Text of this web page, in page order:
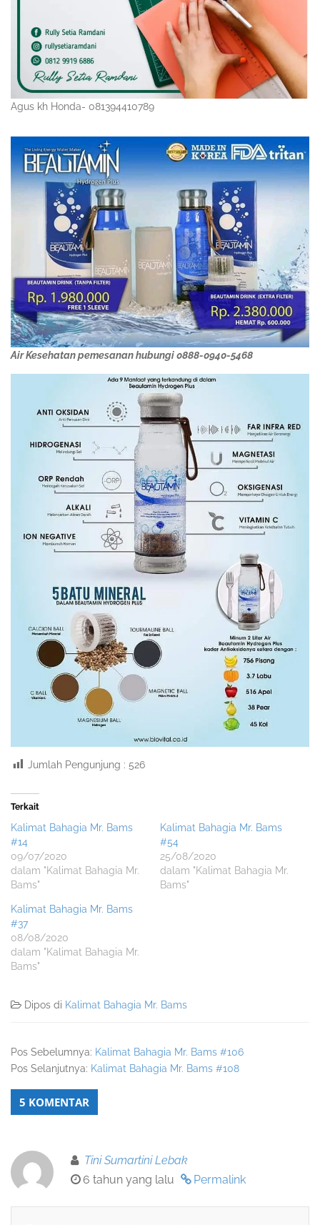
Agus kh Honda- 081394410789
Air Kesehatan pemesanan hubungi 0888-0940-5468
Jumlah Pengunjung : 526
Terkait
Kalimat Bahagia Mr. Bams
#14
09/07/2020
dalam "Kalimat Bahagia Mr.
Bams"
Kalimat Bahagia Mr. Bams
#54
25/08/2020
dalam "Kalimat Bahagia Mr.
Bams"
Kalimat Bahagia Mr. Bams
#37
08/08/2020
dalam "Kalimat Bahagia Mr.
Bams"
Dipos di Kalimat Bahagia Mr. Bams
Pos Sebelumnya: Kalimat Bahagia Mr. Bams #106
Pos Selanjutnya: Kalimat Bahagia Mr. Bams #108
5 KOMENTAR
Tini Sumartini Lebak
6 tahun yang lalu
Permalink